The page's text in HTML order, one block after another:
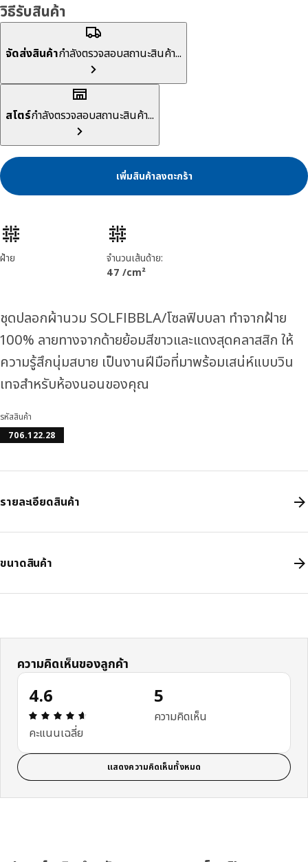
วิธีรับสินค้า
จัดส่งสินค้ากำลังตรวจสอบสถานะสินค้า...
สโตร์กำลังตรวจสอบสถานะสินค้า...
เพิ่มสินค้าลงตะกร้า
ลักษณะสินค้า
ฝ้าย
จำนวนเส้นด้าย:
47 /cm²
ชุดปลอกผ้านวม SOLFIBBLA/โซลฟิบบลา ทำจากฝ้าย
100% ลายทางจากด้ายย้อมสีขาวและแดงสุดคลาสสิก ให้
ความรู้สึกนุ่มสบาย เป็นงานฝีมือที่มาพร้อมเสน่ห์แบบวิน
เทจสำหรับห้องนอนของคุณ
รหัสสินค้า
706.122.28
รายละเอียดสินค้า
ขนาดสินค้า
ความคิดเห็นของลูกค้า
4.6
ความคิดเห็น: 4.6 จาก 5 ดาว รีวิวทั้งหมด: 5
คะแนนเฉลี่ย
5
ความคิดเห็น
แสดงความคิดเห็นทั้งหมด